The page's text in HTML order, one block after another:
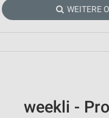
WEITERE
weekli -